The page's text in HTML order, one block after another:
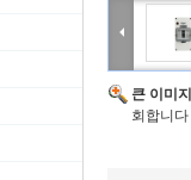
큰 이미
회합니다